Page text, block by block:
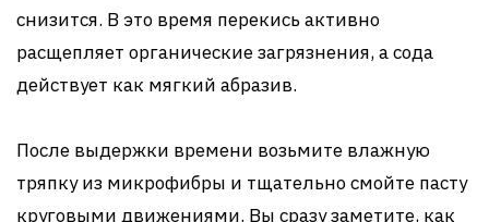
снизится. В это время перекись активно
расщепляет органические загрязнения, а сода
действует как мягкий абразив.
После выдержки времени возьмите влажную
тряпку из микрофибры и тщательно смойте пасту
круговыми движениями. Вы сразу заметите, как